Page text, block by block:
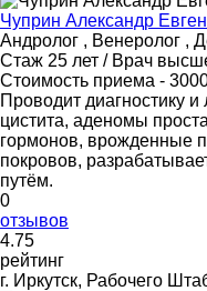
Чуприн Александр
Андролог , Венеролог ,
Стаж 25 лет / Врач
Стоимость приема -
Проводит диагностику
цистита, аденомы
гормонов, врожденные
покровов,
путём.
0
отзывов
4.75
рейтинг
г. Иркутск, Рабочего